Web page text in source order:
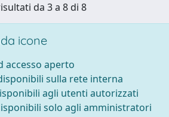
da 3 a 8 di 8
icone
accesso aperto
sulla rete interna
agli utenti autorizzati
solo agli amministratori